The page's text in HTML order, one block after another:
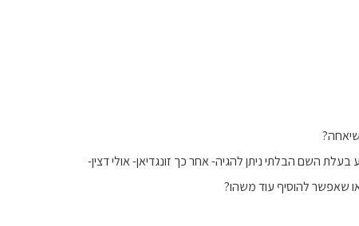
השם הבלתי ניתן להגיה- אחר כך זונגדיאן- אולי דצין-
או שאפשר להוסיף עוד משהו?